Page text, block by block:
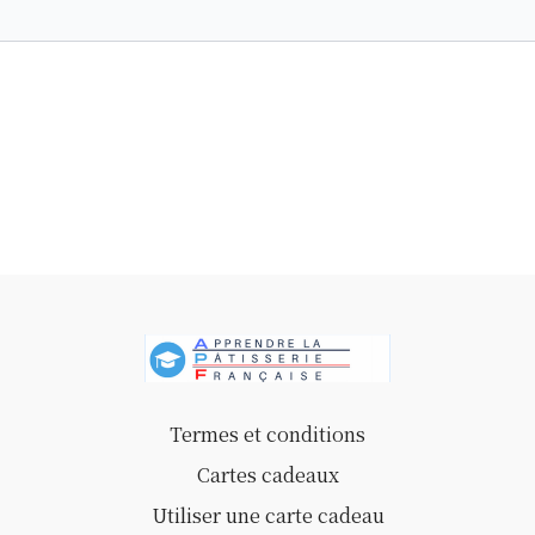
Termes et conditions
Cartes cadeaux
Utiliser une carte cadeau